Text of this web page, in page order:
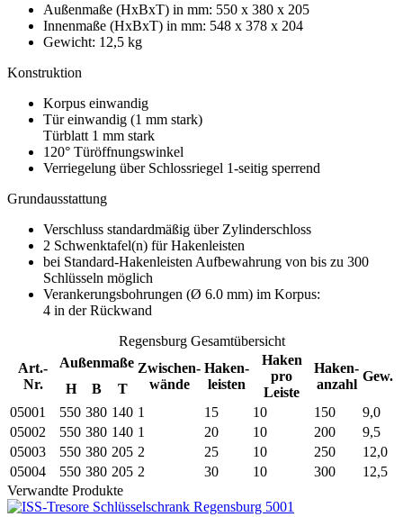
Außenmaße (HxBxT) in mm: 550 x 380 x 205
Innenmaße (HxBxT) in mm: 548 x 378 x 204
Gewicht: 12,5 kg
Konstruktion
Korpus einwandig
Tür einwandig (1 mm stark)
Türblatt 1 mm stark
120° Türöffnungswinkel
Verriegelung über Schlossriegel 1-seitig sperrend
Grundausstattung
Verschluss standardmäßig über Zylinderschloss
2 Schwenktafel(n) für Hakenleisten
bei Standard-Hakenleisten Aufbewahrung von bis zu 300
Schlüsseln möglich
Verankerungsbohrungen (Ø 6.0 mm) im Korpus:
4 in der Rückwand
Regensburg Gesamtübersicht
Art.-
Nr.
Außenmaße Zwischen-
wände
Haken-
leisten
Haken
pro
Leiste
Haken-
anzahl
Gew.
H
B
T
05001
550 380 140 1 15 10 150
9,0
05002
550 380 140 1 20 10 200
9,5
05003
550 380 205 2 25 10 250
12,0
05004
550 380 205 2 30 10 300
12,5
Verwandte Produkte